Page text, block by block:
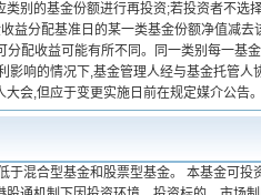
别的基金份额进行再投资;若投资者不选
益分配基准日的某一类基金份额净值减
配收益可能有所不同。同一类别每一基
响的情况下,基金管理人经与基金托管人
会,但应于变更实施日前在规定媒介公告。
混合型基金和股票型基金。 本基金可投